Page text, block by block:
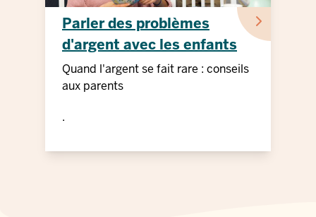
Parler des problèmes
d'argent avec les enfants
Quand l'argent se fait rare : conseils
aux parents
.